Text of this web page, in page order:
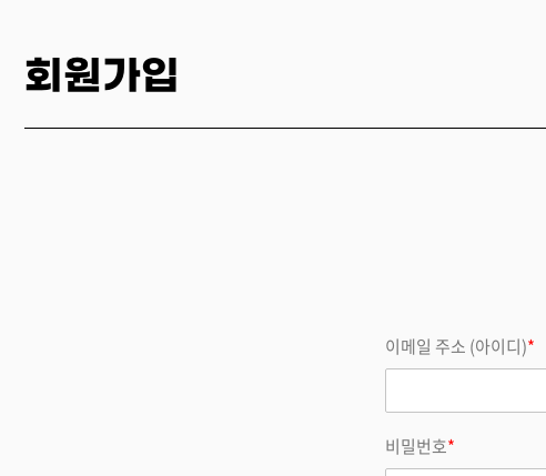
회원가입
이메일 주소 (아이디)*
비밀번호*